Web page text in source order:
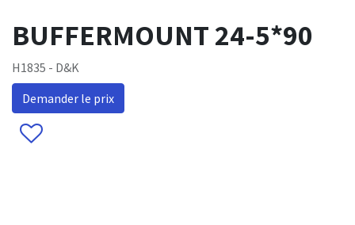
BUFFERMOUNT 24-5*90
H1835 - D&K
Demander le prix